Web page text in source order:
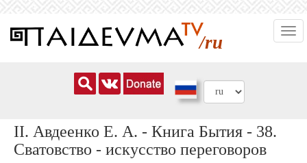
основному
/ru
ІІ. Авдеенко Е. А. - Книга Бытия - 38.
Сватовство - искусство переговоров